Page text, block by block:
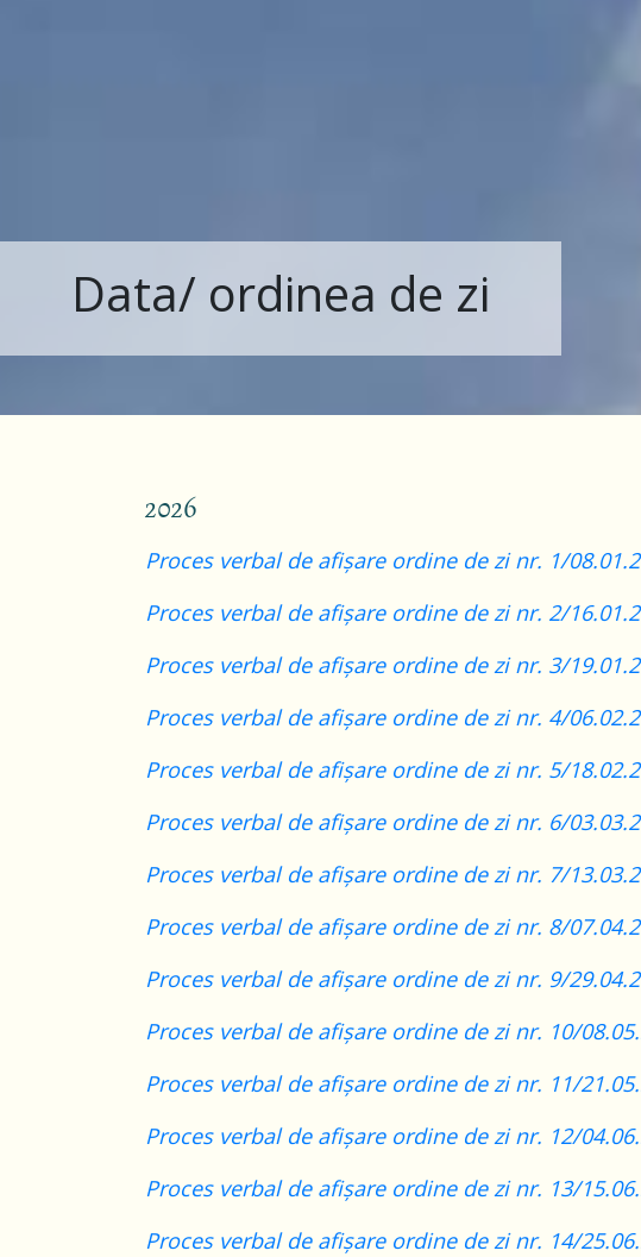
Data/ ordinea de zi
2026
Proces verbal de afișare ordine de zi nr. 1/
Proces verbal de afișare ordine de zi nr. 2/
Proces verbal de afișare ordine de zi nr. 3/
Proces verbal de afișare ordine de zi nr. 4/
Proces verbal de afișare ordine de zi nr. 5/
Proces verbal de afișare ordine de zi nr. 6/
Proces verbal de afișare ordine de zi nr. 7/
Proces verbal de afișare ordine de zi nr. 8/
Proces verbal de afișare ordine de zi nr. 9/
Proces verbal de afișare ordine de zi nr. 10/
Proces verbal de afișare ordine de zi nr. 11/
Proces verbal de afișare ordine de zi nr. 12/
Proces verbal de afișare ordine de zi nr. 13/
Proces verbal de afișare ordine de zi nr. 14/